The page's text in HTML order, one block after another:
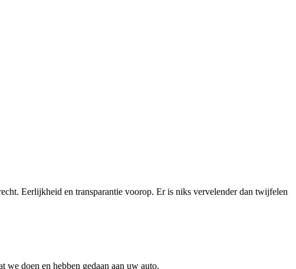
Eerlijkheid en transparantie voorop. Er is niks vervelender dan twijfelen
doen en hebben gedaan aan uw auto.